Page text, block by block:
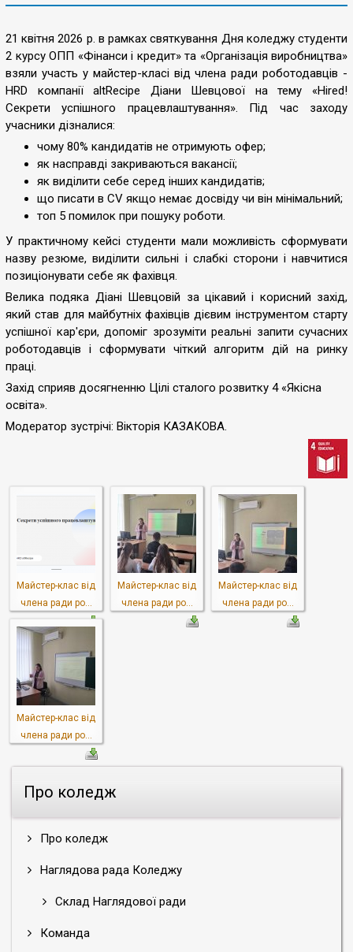
Про коледж
Про коледж
Наглядова рада Коледжу
Склад Наглядової ради
Команда
21 квітня 2026 р. в рамках святкування Дня коледжу студенти
2 курсу ОПП «Фінанси і кредит» та «Організація виробництва»
взяли участь у майстер-класі від члена ради роботодавців -
HRD компанії аltRecipe Діани Шевцової на тему «Hired!
Секрети успішного працевлаштування». Під час заходу
учасники дізналися:
чому 80% кандидатів не отримують офер;
як насправді закриваються вакансії;
як виділити себе серед інших кандидатів;
що писати в CV якщо немає досвіду чи він мінімальний;
топ 5 помилок при пошуку роботи.
У практичному кейсі студенти мали можливість сформувати
назву резюме, виділити сильні і слабкі сторони і навчитися
позиціонувати себе як фахівця.
Велика подяка Діані Шевцовій за цікавий і корисний захід,
який став для майбутніх фахівців дієвим інструментом старту
успішної кар'єри, допоміг зрозуміти реальні запити сучасних
роботодавців і сформувати чіткий алгоритм дій на ринку
праці.
Захід сприяв досягненню Цілі сталого розвитку 4 «Якісна
освіта».
Модератор зустрічі: Вікторія КАЗАКОВА.
Майстер-клас від
члена ради ро...
Майстер-клас від
члена ради ро...
Майстер-клас від
члена ради ро...
Майстер-клас від
члена ради ро...